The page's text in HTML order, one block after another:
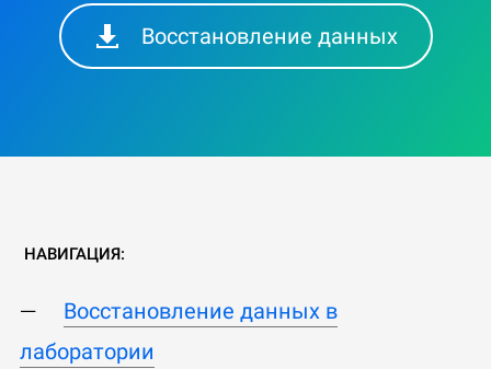
Восстановление данных
НАВИГАЦИЯ:
Восстановление данных в
лаборатории